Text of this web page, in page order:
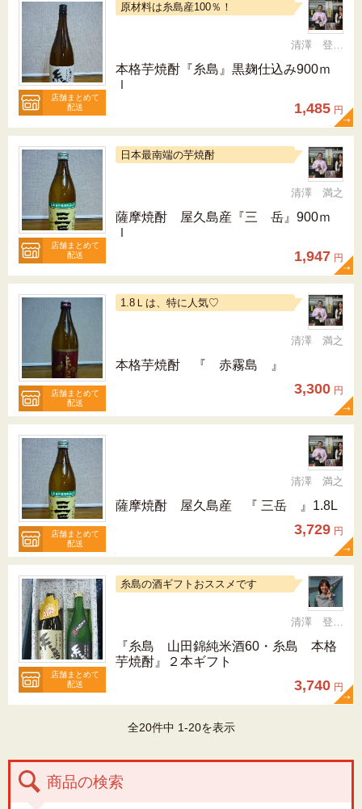
店舗まとめて
配送
原材料は糸島産100％！
清澤 登希子
本格芋焼酎『糸島』黒麹仕込み900ｍ
ｌ
1,485 円
店舗まとめて
配送
日本最南端の芋焼酎
清澤 満之
薩摩焼酎 屋久島産『三 岳』900ｍ
ｌ
1,947 円
店舗まとめて
配送
1.8Ｌは、特に人気♡
清澤 満之
本格芋焼酎 『 赤霧島 』
3,300 円
店舗まとめて
配送
清澤 満之
薩摩焼酎 屋久島産 『 三岳 』1.8L
3,729 円
店舗まとめて
配送
糸島の酒ギフトおススメです
清澤 登希子
『糸島 山田錦純米酒60・糸島 本格
芋焼酎』２本ギフト
3,740 円
全20件中 1-20を表示
商品の検索